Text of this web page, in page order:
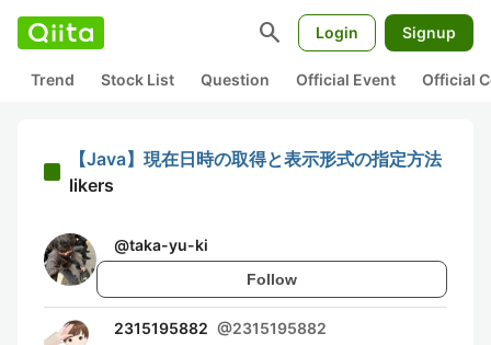
search Login Signup
Trend Stock List Question Official Event Official
【Java】現在日時の取得と表示形式の指定方法
likers
@taka-yu-ki
Follow
2315195882 @2315195882